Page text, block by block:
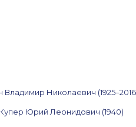
Владимир Николаевич
Купер Юрий Леонидович (1940)